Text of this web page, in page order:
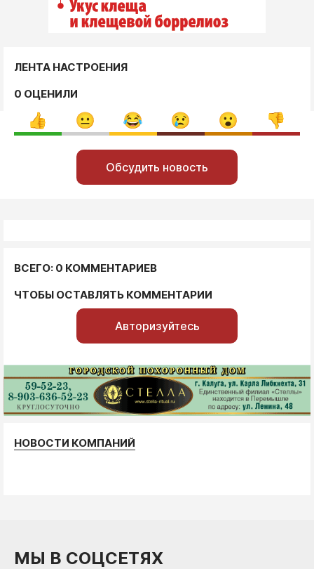
ЛЕНТА НАСТРОЕНИЯ
0 ОЦЕНИЛИ
Обсудить новость
ВСЕГО: 0 КОММЕНТАРИЕВ
ЧТОБЫ ОСТАВЛЯТЬ КОММЕНТАРИИ
Авторизуйтесь
НОВОСТИ КОМПАНИЙ
МЫ В СОЦСЕТЯХ